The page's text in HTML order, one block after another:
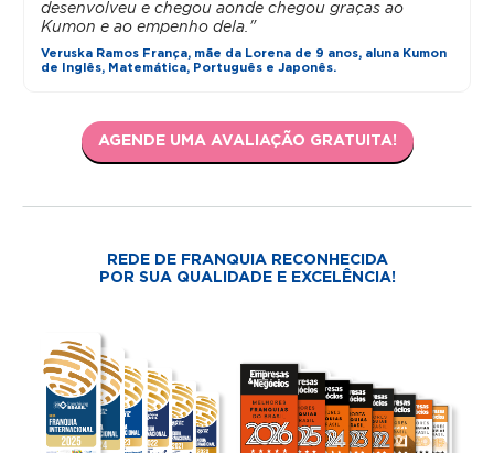
desenvolveu e chegou aonde chegou graças ao
Kumon e ao empenho dela."
Veruska Ramos França, mãe da Lorena de 9 anos, aluna Kumon
de Inglês, Matemática, Português e Japonês.
AGENDE UMA AVALIAÇÃO GRATUITA!
REDE DE FRANQUIA RECONHECIDA
POR SUA QUALIDADE E EXCELÊNCIA!